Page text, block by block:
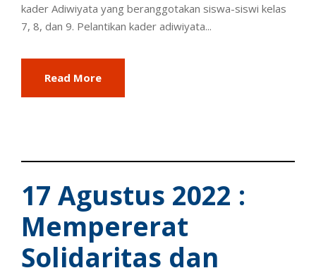
kader Adiwiyata yang beranggotakan siswa-siswi kelas
7, 8, dan 9. Pelantikan kader adiwiyata...
Read More
17 Agustus 2022 :
Mempererat
Solidaritas dan